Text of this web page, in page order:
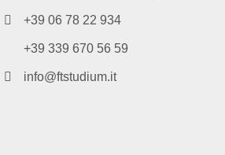
+39 06 78 22 934
+39 339 670 56 59
info@ftstudium.it